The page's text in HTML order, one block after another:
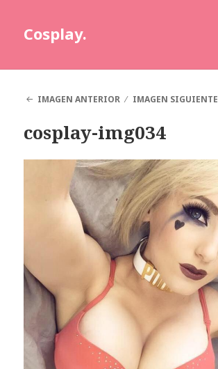
Cosplay.
IMAGEN ANTERIOR
IMAGEN SIGUIENTE
cosplay-img034